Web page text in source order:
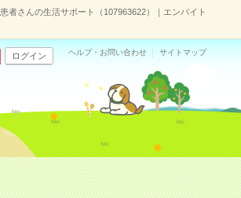
者さんの生活サポート（107963622）｜エンバイト
ログイン ヘルプ・お問い合わせ サイトマップ